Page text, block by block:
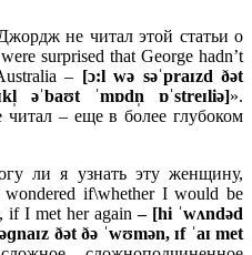
не читал этой статьи о
surprised that George hadn’t
– [ɔ:l wə səˈpraɪzd ðət
əˈbaʊt ˈmɒdn̩ ɒˈstreɪliə]».
– еще в более глубоком
ли я узнать эту женщину,
if\whether I would be
if I met her again– [hi ˈwʌndəd
naɪz ðət ðə ˈwʊmən, ɪf ˈaɪmet